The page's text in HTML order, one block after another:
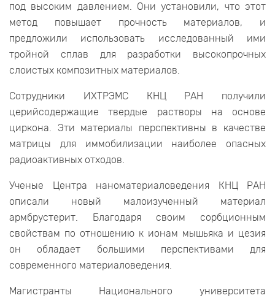
под высоким давлением. Они установили, что этот
метод повышает прочность материалов, и
предложили использовать исследованный ими
тройной сплав для разработки высокопрочных
слоистых композитных материалов.
Сотрудники ИХТРЭМС КНЦ РАН получили
церийсодержащие твердые растворы на основе
циркона. Эти материалы перспективны в качестве
матрицы для иммобилизации наиболее опасных
радиоактивных отходов.
Ученые Центра наноматериаловедения КНЦ РАН
описали новый малоизученный материал
армбрустерит. Благодаря своим сорбционным
свойствам по отношению к ионам мышьяка и цезия
он обладает большими перспективами для
современного материаловедения.
Магистранты Национального университета